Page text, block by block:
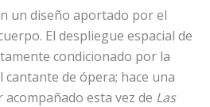
un diseño aportado por el
El despliegue espacial de
condicionado por la
de ópera; hace una
esta vez de Las